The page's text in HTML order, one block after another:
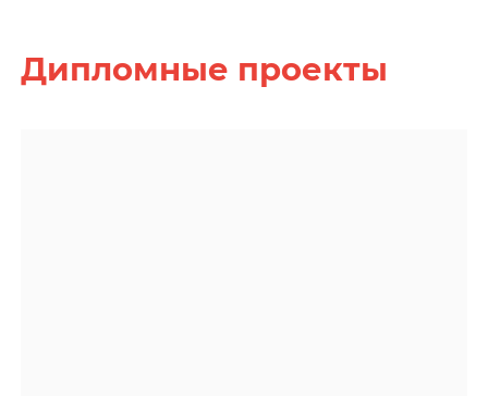
Дипломные проекты